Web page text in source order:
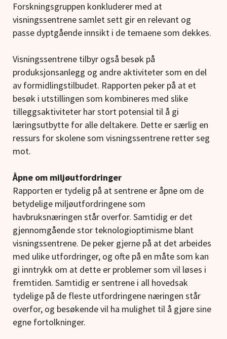
Forskningsgruppen konkluderer med at
visningssentrene samlet sett gir en relevant og
passe dyptgående innsikt i de temaene som dekkes.
Visningssentrene tilbyr også besøk på
produksjonsanlegg og andre aktiviteter som en del
av formidlingstilbudet. Rapporten peker på at et
besøk i utstillingen som kombineres med slike
tilleggsaktiviteter har stort potensial til å gi
læringsutbytte for alle deltakere. Dette er særlig en
ressurs for skolene som visningssentrene retter seg
mot.
Åpne om miljøutfordringer
Rapporten er tydelig på at sentrene er åpne om de
betydelige miljøutfordringene som
havbruksnæringen står overfor. Samtidig er det
gjennomgående stor teknologioptimisme blant
visningssentrene. De peker gjerne på at det arbeides
med ulike utfordringer, og ofte på en måte som kan
gi inntrykk om at dette er problemer som vil løses i
fremtiden. Samtidig er sentrene i all hovedsak
tydelige på de fleste utfordringene næringen står
overfor, og besøkende vil ha mulighet til å gjøre sine
egne fortolkninger.